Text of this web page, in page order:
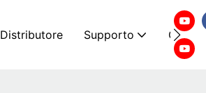
Distributore Supporto